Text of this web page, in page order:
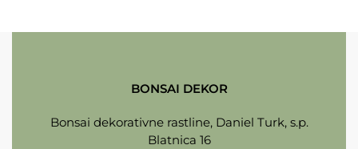
BONSAI DEKOR
Bonsai dekorativne rastline, Daniel Turk, s.p.
Blatnica 16